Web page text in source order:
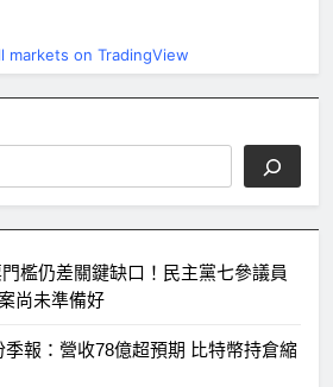
markets on TradingView
檻仍差關鍵缺口！民主黨七參議員
尚未準備好
季報：營收78億超預期 比特幣持倉縮